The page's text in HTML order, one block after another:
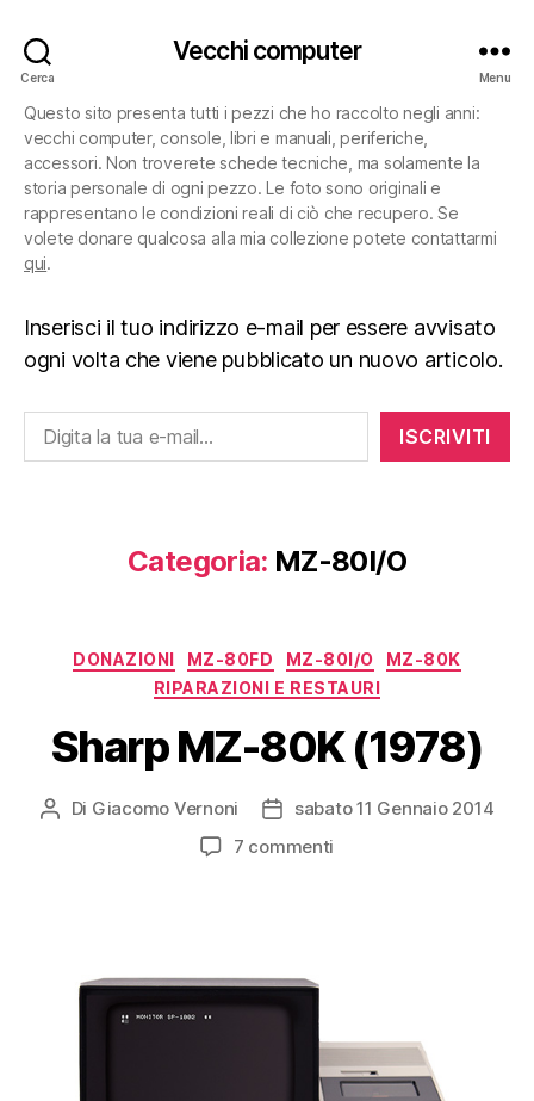
Cerca
Vecchi computer
Menu
Questo sito presenta tutti i pezzi che ho raccolto negli anni:
vecchi computer, console, libri e manuali, periferiche,
accessori. Non troverete schede tecniche, ma solamente la
storia personale di ogni pezzo. Le foto sono originali e
rappresentano le condizioni reali di ciò che recupero. Se
volete donare qualcosa alla mia collezione potete contattarmi
qui.
Inserisci il tuo indirizzo e-mail per essere avvisato
ogni volta che viene pubblicato un nuovo articolo.
Digita la tua e-mail...
ISCRIVITI
Categoria: MZ-80I/O
Categorie
DONAZIONI MZ-80FD MZ-80I/O
MZ-80K
RIPARAZIONI E RESTAURI
Sharp MZ-80K (1978)
Autore
Di Giacomo Vernoni
Data
dell'articolo
sabato 11 Gennaio 2014
7 commenti